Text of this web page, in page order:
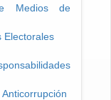
Medios de
Electorales